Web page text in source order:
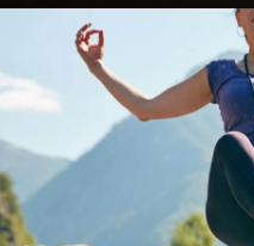
Bildwelten |
Design